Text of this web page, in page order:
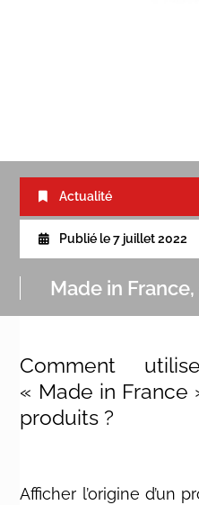
Actualité
Publié le 7 juillet 2022
Made in
Comment
« Made in France
produits ?
Afficher l’origine d’un